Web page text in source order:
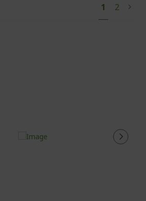
Vous
lisez
1 Page
2 Page